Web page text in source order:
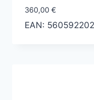
360,00 €
EAN: